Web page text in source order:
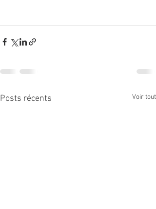
Posts récents Voir tout